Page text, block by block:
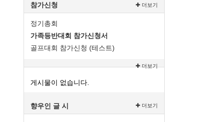
참가신청
정기총회
가족등반대회 참가신청서
골프대회 참가신청 (테스트)
더보기
게시물이 없습니다.
더보기
향우인 글 시 더보기